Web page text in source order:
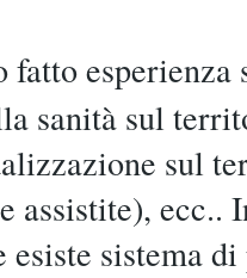
fatto
sanità sul
sul
assistite), ecc..
esiste sistema